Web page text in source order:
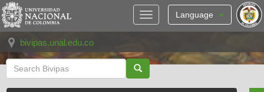
Skip
navigation
Language
bivipas.unal.edu.co